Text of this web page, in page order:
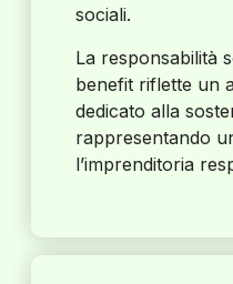
sociali.
La responsabilità
benefit riflette un
dedicato alla
rappresentando
l’imprenditoria